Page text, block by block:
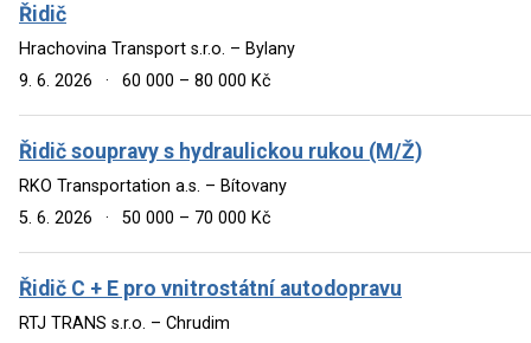
Řidič
Hrachovina Transport s.r.o. – Bylany
9. 6. 2026
· 60 000 – 80 000 Kč
Řidič soupravy s hydraulickou rukou (M/Ž)
RKO Transportation a.s. – Bítovany
5. 6. 2026
· 50 000 – 70 000 Kč
Řidič C + E pro vnitrostátní autodopravu
RTJ TRANS s.r.o. – Chrudim